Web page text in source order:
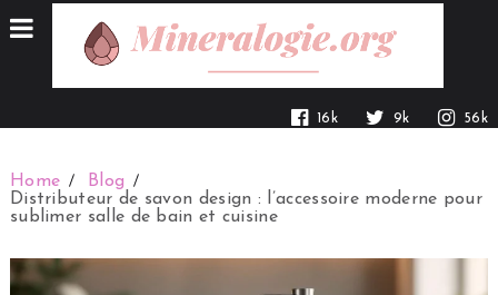
16k 9k 56k
Home
Blog
Distributeur de savon design : l’accessoire moderne pour
sublimer salle de bain et cuisine